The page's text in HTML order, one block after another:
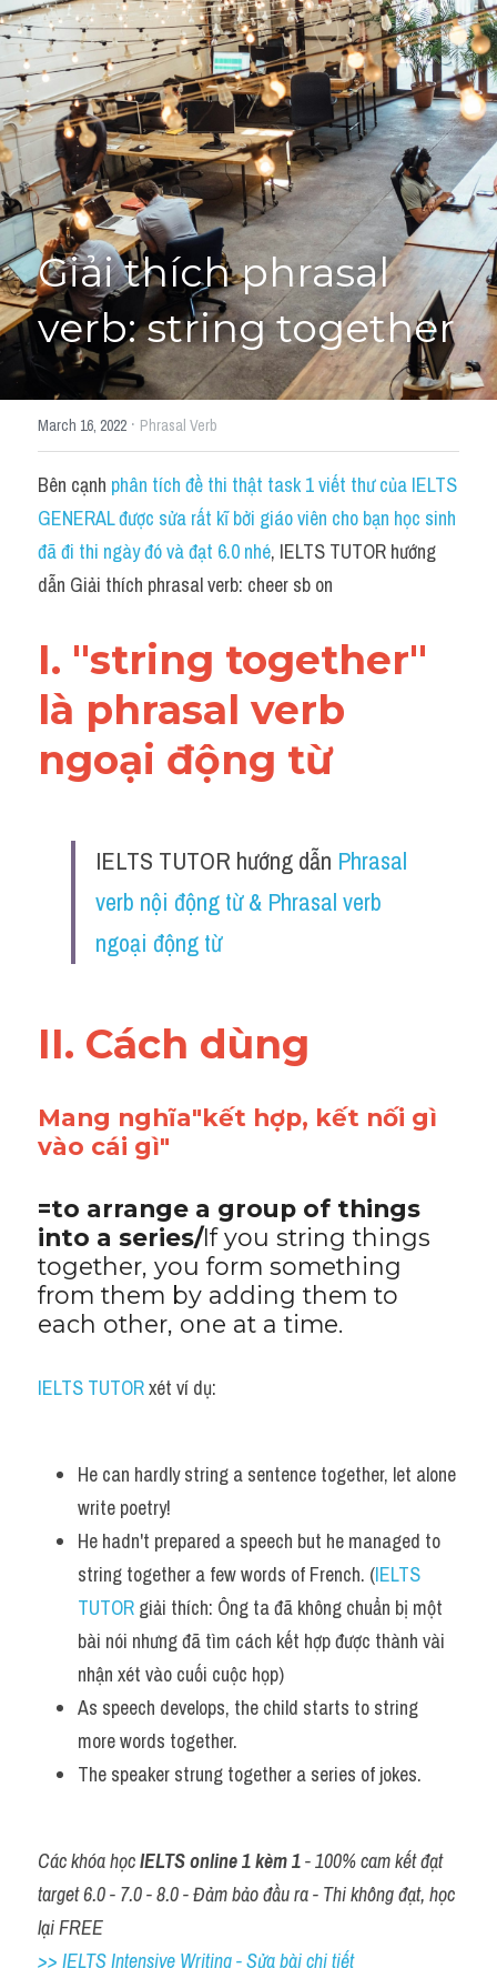
Giải đề thi từng câu
Lời khuyên
Giải đề thi
Academic words
Phrase
Phrasal Verb
Idioms đồng nghĩa
Idioms trái nghĩa
Antonym
Idiom
Grammar
Word form
Cách dùng từ
Phân biệt từ
Speaking
Writing
HỌC THỬ
Giải thích phrasal
verb: string together
March 16, 2022 · Phrasal Verb
Bên cạnh phân tích đề thi thật task 1 viết thư của IELTS
GENERAL được sửa rất kĩ bởi giáo viên cho bạn học sinh
đã đi thi ngày đó và đạt 6.0 nhé, IELTS TUTOR hướng
dẫn Giải thích phrasal verb: cheer sb on
I. "string together"
là phrasal verb
ngoại động từ
IELTS TUTOR hướng dẫn Phrasal
verb nội động từ & Phrasal verb
ngoại động từ
II. Cách dùng
Mang nghĩa"kết hợp, kết nối gì
vào cái gì"
=to arrange a group of things
into a series/If you string things
together, you form something
from them by adding them to
each other, one at a time.
IELTS TUTOR xét ví dụ:
He can hardly string a sentence together, let alone
write poetry!
He hadn't prepared a speech but he managed to
string together a few words of French. (IELTS
TUTOR giải thích: Ông ta đã không chuẩn bị một
bài nói nhưng đã tìm cách kết hợp được thành vài
nhận xét vào cuối cuộc họp)
As speech develops, the child starts to string
more words together.
The speaker strung together a series of jokes.
Các khóa học IELTS online 1 kèm 1 - 100% cam kết đạt
target 6.0 - 7.0 - 8.0 - Đảm bảo đầu ra - Thi không đạt, học
lại FREE
>> IELTS Intensive Writing - Sửa bài chi tiết